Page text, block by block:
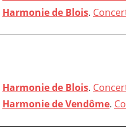
Harmonie de Blois.
Harmonie de Blois.
Harmonie de Vendôme.